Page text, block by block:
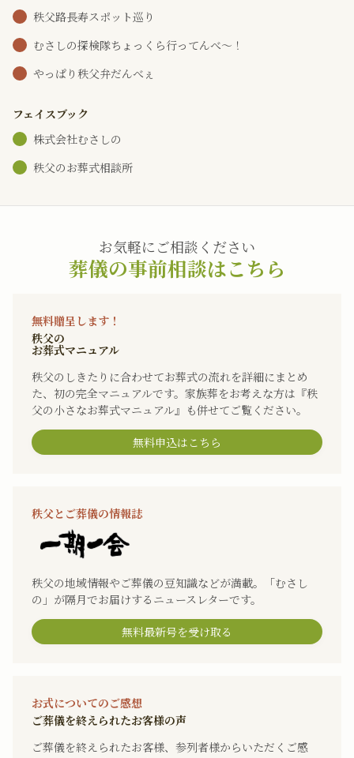
秩父路長寿スポット巡り
むさしの探検隊ちょっくら行ってんべ～！
やっぱり秩父弁だんべぇ
フェイスブック
株式会社むさしの
秩父のお葬式相談所
お気軽にご相談ください
葬儀の事前相談はこちら
無料贈呈します！
秩父の
お葬式マニュアル
秩父のしきたりに合わせてお葬式の流れを詳細にまとめ
た、初の完全マニュアルです。家族葬をお考えな方は『秩
父の小さなお葬式マニュアル』も併せてご覧ください。
無料申込はこちら
秩父とご葬儀の情報誌
秩父の地域情報やご葬儀の豆知識などが満載。「むさし
の」が隔月でお届けするニュースレターです。
無料最新号を受け取る
お式についてのご感想
ご葬儀を終えられたお客様の声
ご葬儀を終えられたお客様、参列者様からいただくご感